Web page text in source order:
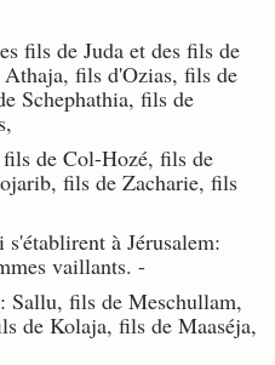
fils de Juda et des fils de
fils d'Ozias, fils de
Schephathia, fils de
de Col-Hozé, fils de
fils de Zacharie, fils
à Jérusalem:
vaillants. -
Sallu, fils de Meschullam,
de Kolaja, fils de Maaséja,